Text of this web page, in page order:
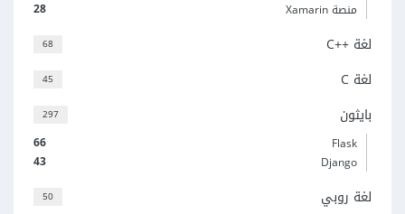
28
منصة Xamarin
68 لغة C++‎
45 لغة C
297 بايثون
66
Flask
43
Django
50 لغة روبي